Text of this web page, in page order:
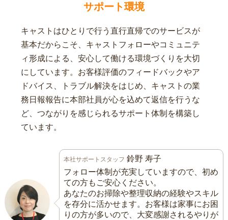
サポート環境
キャストはひとりで行う直行直帰でのサービスが
基本だからこそ、キャストフォローやコミュニテ
ィ形成による、安心して働ける環境づくりを大切
にしています。お客様評価のフィードバックやア
ドバイス、トラブル解決をはじめ、キャストの業
務日報報告に本部社員が心を込めて返信を行うな
ど、つながりを感じられるサポート体制を構築し
ています。
本社サポートスタッフ 鈴野 寿子
フォロー体制が充実していますので、初め
ての方もご安心ください。
あなたのお掃除や整理収納の経験やスキル
を存分に活かせます。お客様は家事にお困
りの方が多いので、大変感謝されるやりが